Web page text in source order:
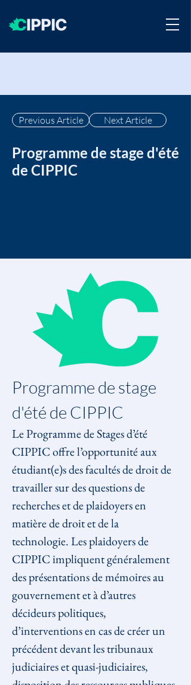
Next Article
Previous Article
Programme de stage d'été
de CIPPIC
Programme de stage
d'été de CIPPIC
Le Programme de Stages d’été
CIPPIC offre l’opportunité aux
étudiant(e)s des facultés de droit de
travailler sur des questions de
recherches et de plaidoyers en
matière de droit et de la
technologie. Les plaidoyers de
CIPPIC impliquent généralement
des présentations de mémoires au
gouvernement et à d’autres
décideurs politiques,
d’interventions en cas de créer un
précédent devant les tribunaux
judiciaires et quasi-judiciaires,